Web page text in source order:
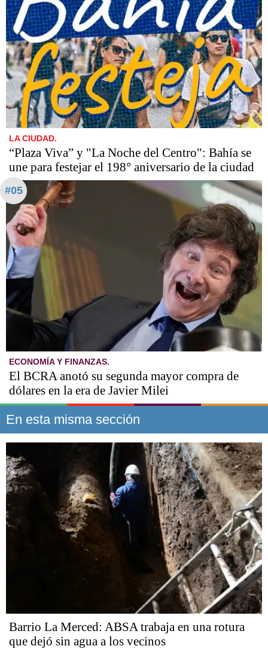
LA CIUDAD.
“Plaza Viva” y "La Noche del Centro": Bahía se
une para festejar el 198° aniversario de la ciudad
#05
ECONOMÍA Y FINANZAS.
El BCRA anotó su segunda mayor compra de
dólares en la era de Javier Milei
En esta misma sección
Barrio La Merced: ABSA trabaja en una rotura
que dejó sin agua a los vecinos